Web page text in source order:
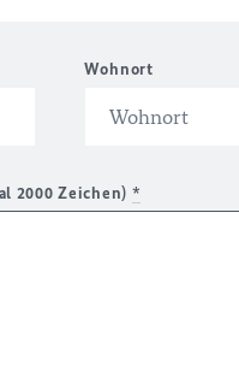
Wohnort
2000 Zeichen) *